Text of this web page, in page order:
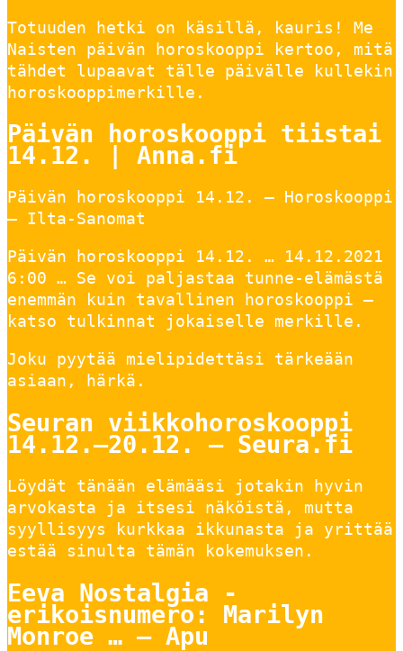
Totuuden hetki on käsillä, kauris! Me
Naisten päivän horoskooppi kertoo, mitä
tähdet lupaavat tälle päivälle kullekin
horoskooppimerkille.
Päivän horoskooppi tiistai
14.12. | Anna.fi
Päivän horoskooppi 14.12. – Horoskooppi
– Ilta-Sanomat
Päivän horoskooppi 14.12. … 14.12.2021
6:00 … Se voi paljastaa tunne-elämästä
enemmän kuin tavallinen horoskooppi –
katso tulkinnat jokaiselle merkille.
Joku pyytää mielipidettäsi tärkeään
asiaan, härkä.
Seuran viikkohoroskooppi
14.12.–20.12. – Seura.fi
Löydät tänään elämääsi jotakin hyvin
arvokasta ja itsesi näköistä, mutta
syyllisyys kurkkaa ikkunasta ja yrittää
estää sinulta tämän kokemuksen.
Eeva Nostalgia -
erikoisnumero: Marilyn
Monroe … – Apu